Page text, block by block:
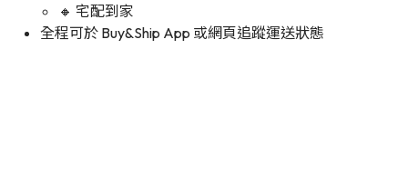
🔸 宅配到家
全程可於 Buy&Ship App 或網頁追蹤運送狀態